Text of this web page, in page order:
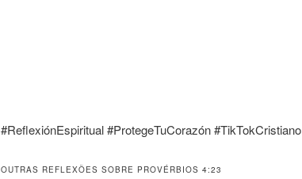
#ReflexiónEspiritual #ProtegeTuCorazón #TikTokCristiano
OUTRAS REFLEXÕES SOBRE PROVÉRBIOS 4:23